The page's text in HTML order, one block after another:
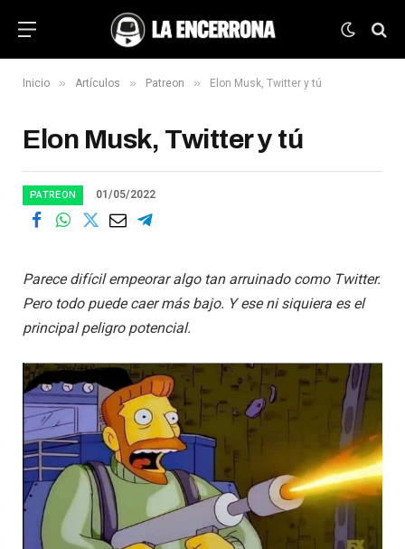
Inicio » Artículos » Patreon » Elon Musk, Twitter y tú
Elon Musk, Twitter y tú
PATREON 01/05/2022
Parece difícil empeorar algo tan arruinado como Twitter.
Pero todo puede caer más bajo. Y ese ni siquiera es el
principal peligro potencial.